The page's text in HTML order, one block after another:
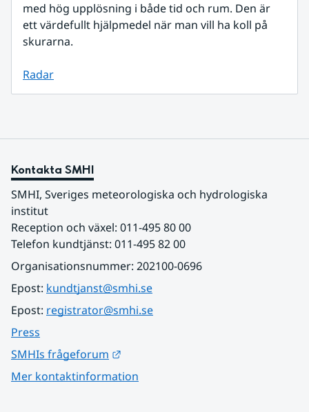
med hög upplösning i både tid och rum. Den är
ett värdefullt hjälpmedel när man vill ha koll på
skurarna.
Radar
Kontakta SMHI
SMHI, Sveriges meteorologiska och hydrologiska
institut
Reception och växel: 011-495 80 00
Telefon kundtjänst: 011-495 82 00
Organisationsnummer: 202100-0696
Epost: kundtjanst@smhi.se
Epost: registrator@smhi.se
Press
SMHIs frågeforum
Mer kontaktinformation